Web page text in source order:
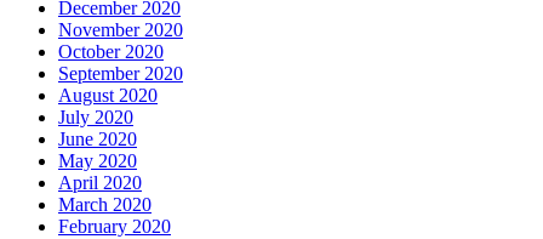
December 2020
November 2020
October 2020
September 2020
August 2020
July 2020
June 2020
May 2020
April 2020
March 2020
February 2020